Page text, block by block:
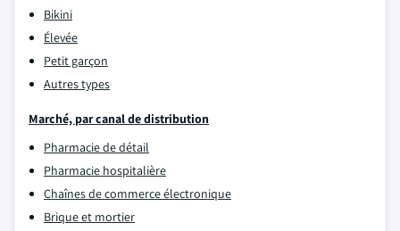
Bikini
Élevée
Petit garçon
Autres types
Marché, par canal de distribution
Pharmacie de détail
Pharmacie hospitalière
Chaînes de commerce électronique
Brique et mortier